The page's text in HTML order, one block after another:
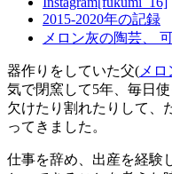
2015-2020年の記録
メロン灰の陶芸、
器作りをしていた父( メ
気で閉窯して5年、毎日
欠けたり割れたりして、
ってきました。
仕事を辞め、出産を経験